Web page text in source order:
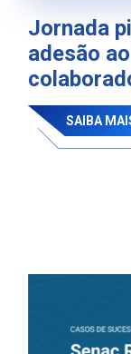
Jornada
adesão
SAIBA